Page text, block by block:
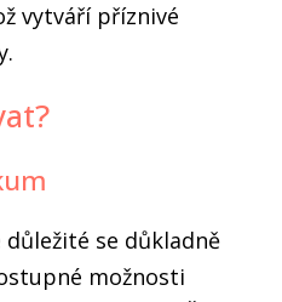
vytváří příznivé
se důkladně
možnosti